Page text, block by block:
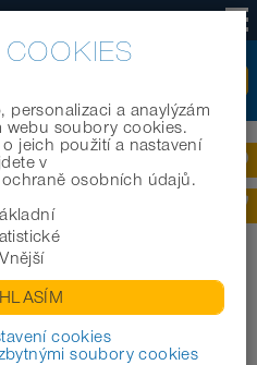
hadice |
FITTING 234
COOKIES
personalizaci a anaylýzám
webu soubory cookies.
jeich použití a nastavení
v
osobních údajů.
Vnější
cookies
soubory cookies